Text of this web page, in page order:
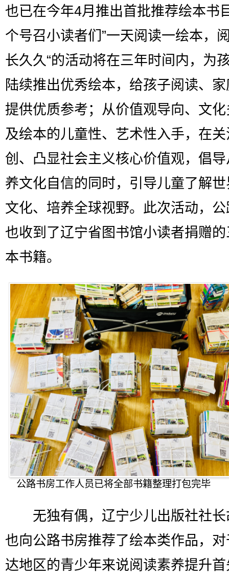
也已在今年4月推出首批推荐绘本书
个号召小读者们”一天阅读一绘本，
长久久“的活动将在三年时间内，为
陆续推出优秀绘本，给孩子阅读、
提供优质参考；从价值观导向、文
及绘本的儿童性、艺术性入手，在
创、凸显社会主义核心价值观，倡
养文化自信的同时，引导儿童了解
文化、培养全球视野。此次活动，
也收到了辽宁省图书馆小读者捐赠
本书籍。
公路书房工作人员已将全部书籍整理打包完毕
无独有偶，辽宁少儿出版社社长
也向公路书房推荐了绘本类作品，
达地区的青少年来说阅读素养提升